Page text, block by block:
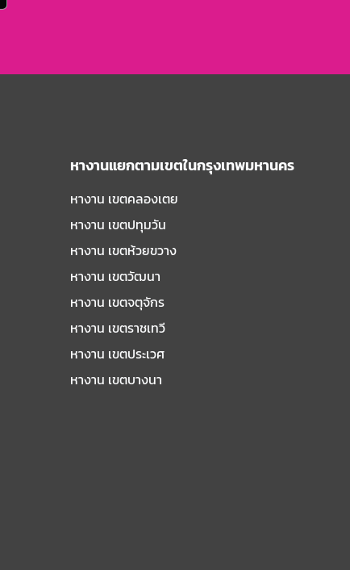
หางานแยกตามเขตในกรุงเทพมหานคร
หางาน เขตคลองเตย
หางาน เขตปทุมวัน
หางาน เขตห้วยขวาง
หางาน เขตวัฒนา
หางาน เขตจตุจักร
หางาน เขตราชเทวี
หางาน เขตประเวศ
หางาน เขตบางนา